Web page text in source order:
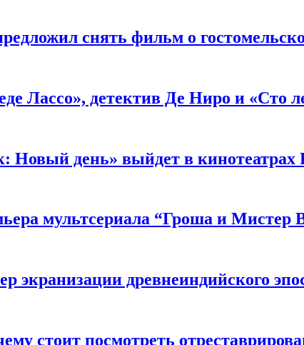
снять фильм о
Лассо», детектив Де Ниро и «Сто
Новый день» выйдет в кинотеатрах
мультсериала “Гроша и Мистер
экранизации древнеиндийского
стоит посмотреть